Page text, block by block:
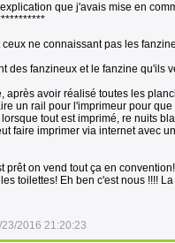
que j'avais mise en
ceux ne connaissant pas les
des fanzineux et le fanzine qu'ils
après avoir réalisé toutes les
un rail pour l'imprimeur pour
lorsque tout est imprimé, re nuits
faire imprimer via internet avec
prêt on vend tout ça en
toilettes! Eh ben c'est nous !!!!
2016 21:20:23